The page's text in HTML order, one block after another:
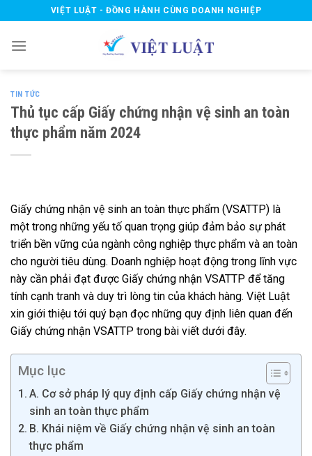
to
content
VIỆT LUẬT - ĐỒNG HÀNH CÙNG DOANH NGHIỆP
TIN TỨC
Thủ tục cấp Giấy chứng nhận vệ sinh an toàn
thực phẩm năm 2024
Giấy chứng nhận vệ sinh an toàn thực phẩm (VSATTP) là
một trong những yếu tố quan trọng giúp đảm bảo sự phát
triển bền vững của ngành công nghiệp thực phẩm và an toàn
cho người tiêu dùng. Doanh nghiệp hoạt động trong lĩnh vực
này cần phải đạt được Giấy chứng nhận VSATTP để tăng
tính cạnh tranh và duy trì lòng tin của khách hàng. Việt Luật
xin giới thiệu tới quý bạn đọc những quy định liên quan đến
Giấy chứng nhận VSATTP trong bài viết dưới đây.
Mục lục
A. Cơ sở pháp lý quy định cấp Giấy chứng nhận vệ
sinh an toàn thực phẩm
B. Khái niệm về Giấy chứng nhận vệ sinh an toàn
thực phẩm